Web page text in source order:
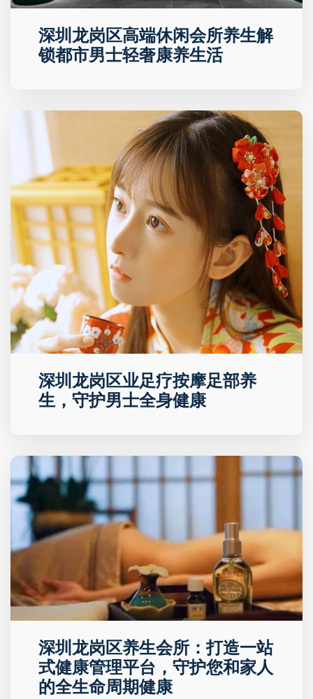
深圳龙岗区高端休闲会所养生解
锁都市男士轻奢康养生活
深圳龙岗区业足疗按摩足部养
生，守护男士全身健康
深圳龙岗区养生会所：打造一站
式健康管理平台，守护您和家人
的全生命周期健康